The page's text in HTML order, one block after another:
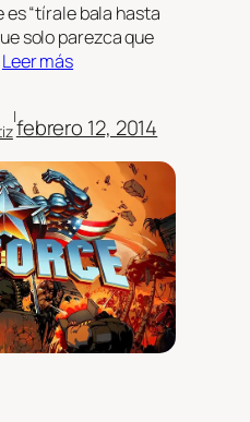
“tírale bala hasta
solo parezca que
Leer más
|febrero 12, 2014